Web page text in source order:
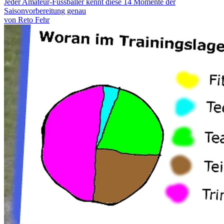
Jeder Amateur-Fussballer kennt diese 14 Momente der
Saisonvorbereitung genau
von Reto Fehr